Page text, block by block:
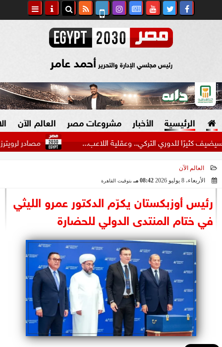
رئيس مجلسي الإدارة والتحرير أحمد عامر
الرئيسية الأخبار
السياسة
الرئاسة
البرلمان
الوزارات
الأحزاب
مشروعات مصر العالم الآن
مصادر لرويترز: للدوري التركي.. وعقلية اللاعب...
العالم الآن
الأربعاء، 8 يوليو 2026
08:42 مـ بتوقيت القاهرة
رئيس أوزبكستان يكرّم الدكتور عمرو الليثي
في ختام المنتدى الدولي للحضارة